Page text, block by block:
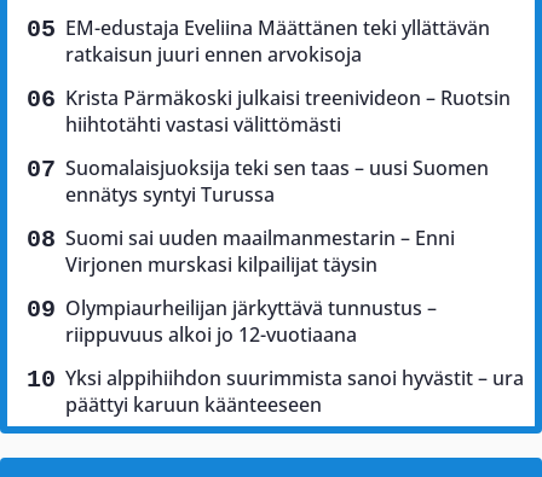
EM-edustaja Eveliina Määttänen teki yllättävän
ratkaisun juuri ennen arvokisoja
Krista Pärmäkoski julkaisi treenivideon – Ruotsin
hiihtotähti vastasi välittömästi
Suomalaisjuoksija teki sen taas – uusi Suomen
ennätys syntyi Turussa
Suomi sai uuden maailmanmestarin – Enni
Virjonen murskasi kilpailijat täysin
Olympiaurheilijan järkyttävä tunnustus –
riippuvuus alkoi jo 12-vuotiaana
Yksi alppihiihdon suurimmista sanoi hyvästit – ura
päättyi karuun käänteeseen